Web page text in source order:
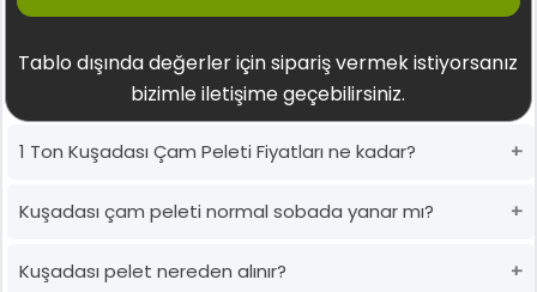
Tablo dışında değerler için sipariş vermek istiyorsanız
bizimle iletişime geçebilirsiniz.
1 Ton Kuşadası Çam Peleti Fiyatları ne kadar?
Kuşadası çam peleti normal sobada yanar mı?
Kuşadası pelet nereden alınır?